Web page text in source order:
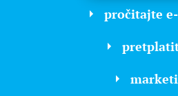
pročitajte